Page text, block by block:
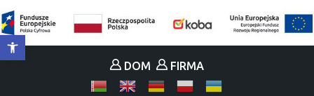
DOM FIRMA
Otwórz pasek narzędzi